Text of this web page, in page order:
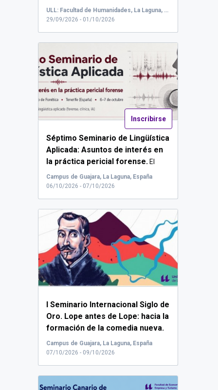
democracia(s): memoria,
transiciones y resistencia en las
artes escénicas en España y
América Latina (siglos XX-XXI)....
ULL: Facultad de Humanidades, La Laguna, España
29/09/2026 - 01/10/2026
Inscribirse
Séptimo Seminario de Lingüística
Aplicada: Asuntos de interés en
la práctica pericial forense. El
Labor...
Campus de Guajara, La Laguna, España
06/10/2026 - 07/10/2026
I Seminario Internacional Siglo de
Oro. Lope antes de Lope: hacia la
formación de la comedia nueva.
In memoriam Andrés Sánchez
Robayna. ...
Campus de Guajara, La Laguna, España
07/10/2026 - 09/10/2026